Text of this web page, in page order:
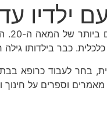
ילדיו
בחר לעבוד כרופא